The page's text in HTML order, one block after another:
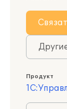
Продукт